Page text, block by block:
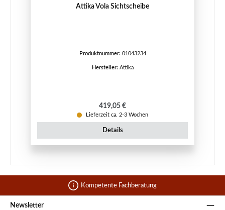
Attika Vola Sichtscheibe
Produktnummer: 01043234
Hersteller: Attika
Regulärer Preis:
419,05 €
Lieferzeit ca. 2-3 Wochen
Details
Kompetente Fachberatung
Newsletter